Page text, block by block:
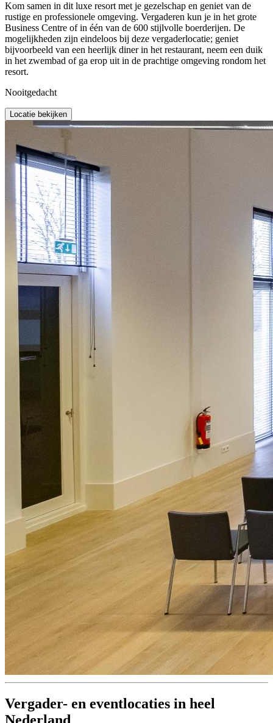
Kom samen in dit luxe resort met je gezelschap en geniet van de
rustige en professionele omgeving. Vergaderen kun je in het grote
Business Centre of in één van de 600 stijlvolle boerderijen. De
mogelijkheden zijn eindeloos bij deze vergaderlocatie; geniet
bijvoorbeeld van een heerlijk diner in het restaurant, neem een duik
in het zwembad of ga erop uit in de prachtige omgeving rondom het
resort.
Nooitgedacht
Locatie bekijken
Vergader- en eventlocaties in heel